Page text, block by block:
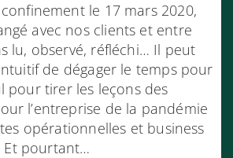
le 17 mars 2020,
avec nos clients et entre
lu, observé, réfléchi… Il peut
de dégager le temps pour
pour tirer les leçons des
l’entreprise de la pandémie
opérationnelles et business
Et pourtant…